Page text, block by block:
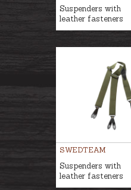
Suspenders with
leather fasteners
SWEDTEAM
Suspenders with
leather fasteners